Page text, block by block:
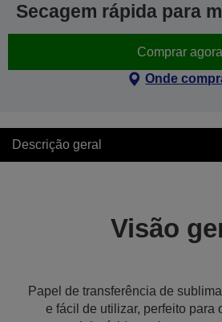
Secagem rápida para
Comprar agora
Onde
Descrição geral
Visão
Papel de transferência de
e fácil de utilizar, perfeito para